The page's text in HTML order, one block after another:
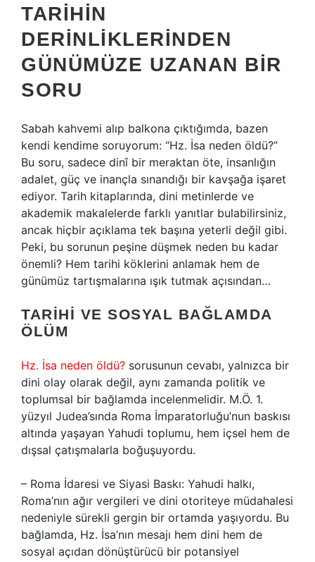
TARIHIN
DERINLIKLERINDEN
GÜNÜMÜZE UZANAN BIR
SORU
Sabah kahvemi alıp balkona çıktığımda, bazen
kendi kendime soruyorum: “Hz. İsa neden öldü?”
Bu soru, sadece dinî bir meraktan öte, insanlığın
adalet, güç ve inançla sınandığı bir kavşağa işaret
ediyor. Tarih kitaplarında, dini metinlerde ve
akademik makalelerde farklı yanıtlar bulabilirsiniz,
ancak hiçbir açıklama tek başına yeterli değil gibi.
Peki, bu sorunun peşine düşmek neden bu kadar
önemli? Hem tarihi köklerini anlamak hem de
günümüz tartışmalarına ışık tutmak açısından…
TARIHI VE SOSYAL BAĞLAMDA
ÖLÜM
Hz. İsa neden öldü? sorusunun cevabı, yalnızca bir
dini olay olarak değil, aynı zamanda politik ve
toplumsal bir bağlamda incelenmelidir. M.Ö. 1.
yüzyıl Judea’sında Roma İmparatorluğu’nun baskısı
altında yaşayan Yahudi toplumu, hem içsel hem de
dışsal çatışmalarla boğuşuyordu.
– Roma İdaresi ve Siyasi Baskı: Yahudi halkı,
Roma’nın ağır vergileri ve dini otoriteye müdahalesi
nedeniyle sürekli gergin bir ortamda yaşıyordu. Bu
bağlamda, Hz. İsa’nın mesajı hem dini hem de
sosyal açıdan dönüştürücü bir potansiyel